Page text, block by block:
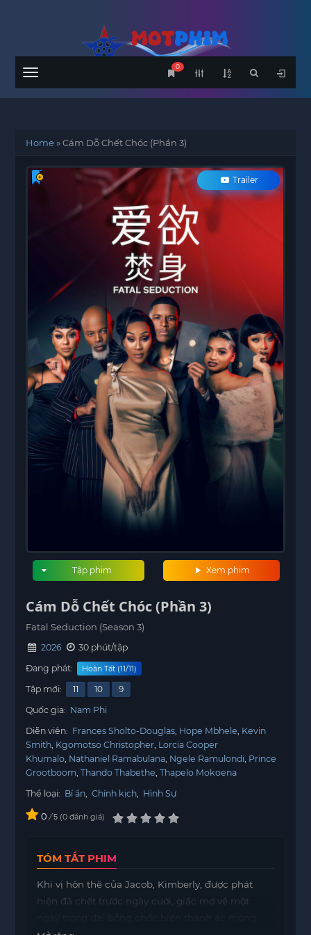
Menu
0
Home»Cám Dỗ Chết Chóc (Phần 3)
Trailer
Xem phim
Tập phim
Cám Dỗ Chết Chóc (Phần 3)
Fatal Seduction (Season 3)
2026
30 phút/tập
Đang phát:
Hoàn Tất (11/11)
Tập mới: 11 10
9
Quốc gia: Nam Phi
Diễn viên: Frances Sholto-Douglas Hope Mbhele Kevin
Smith Kgomotso Christopher Lorcia Cooper
Khumalo Nathaniel Ramabulana Ngele Ramulondi Prince
Grootboom Thando Thabethe Thapelo Mokoena
Thể loại: Bí ẩn Chính kịch Hình Sự
0 / 5 0 đánh giá
TÓM TẮT PHIM
Khi vị hôn thê của Jacob, Kimberly, được phát
hiện đã chết trước ngày cưới, giấc mơ về một